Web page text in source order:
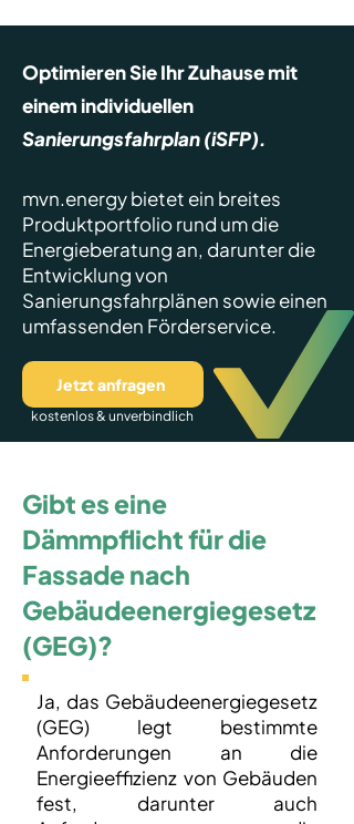
Optimieren Sie Ihr Zuhause mit
einem individuellen
Sanierungsfahrplan (iSFP).
mvn.energy bietet ein breites
Produktportfolio rund um die
Energieberatung an, darunter die
Entwicklung von
Sanierungsfahrplänen sowie einen
umfassenden Förderservice.
Jetzt anfragen
kostenlos & unverbindlich
Gibt es eine
Dämmpflicht für die
Fassade nach
Gebäudeenergiegesetz
(GEG)?
Ja, das Gebäudeenergiegesetz
(GEG) legt bestimmte
Anforderungen an die
Energieeffizienz von Gebäuden
fest, darunter auch